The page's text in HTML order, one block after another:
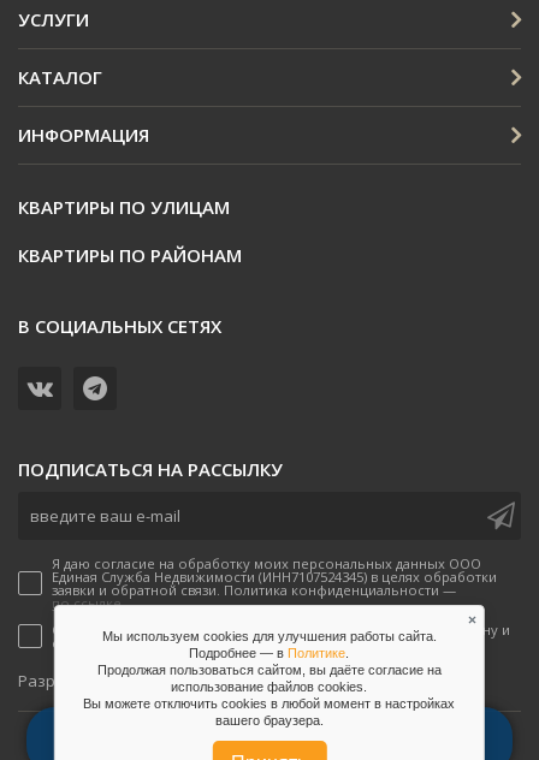
УСЛУГИ
КАТАЛОГ
ИНФОРМАЦИЯ
КВАРТИРЫ ПО УЛИЦАМ
КВАРТИРЫ ПО РАЙОНАМ
В СОЦИАЛЬНЫХ СЕТЯХ
ПОДПИСАТЬСЯ НА РАССЫЛКУ
Я даю согласие на обработку моих персональных данных ООО
Единая Служба Недвижимости (ИНН7107524345) в целях обработки
заявки и обратной связи. Политика конфиденциальности —
по ссылке.
Согласен(-а) на получение рекламных предложений по телефону и
email от ООО Единая Служба Недвижимости
Разработаноonpeak
2026, Единая служба недвижимости
Мы используем cookies для улучшения работы сайта.
Подробнее — вПолитике
Продолжая пользоваться сайтом, вы даёте согласие на
использование файлов сookies.
Вы можете отключить сookies в любой момент в настройках
вашего браузера.
×